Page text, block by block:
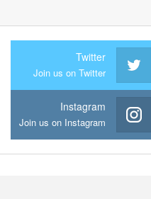
Twitter
Join us on Twitter
Instagram
Join us on Instagram